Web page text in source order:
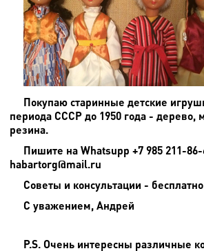
Покупаю старинные детские
периода СССР до 1950 года - дерево,
резина.
Пишите на Whatsupp +7 985 211-
habartorg@mail.ru
Советы и консультации -
С уважением, Андрей
P.S. Очень интересны различные